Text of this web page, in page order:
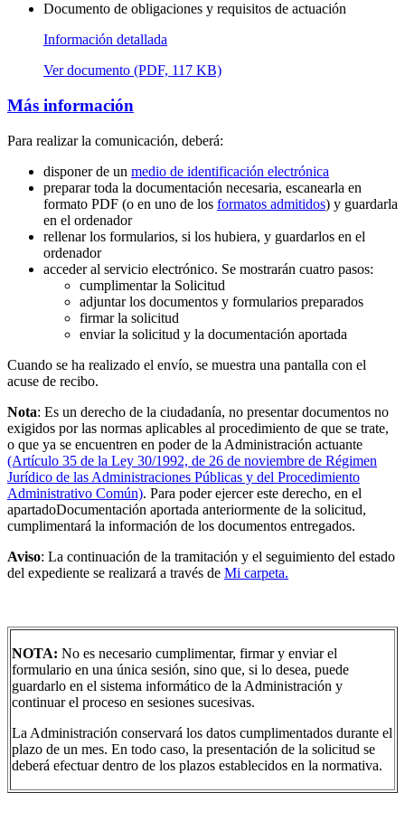
Documento de obligaciones y requisitos de actuación
Información detallada
Ver documento (PDF, 117 KB)
Más información
Para realizar la comunicación, deberá:
disponer de un medio de identificación electrónica
preparar toda la documentación necesaria, escanearla en
formato PDF (o en uno de los formatos admitidos) y guardarla
en el ordenador
rellenar los formularios, si los hubiera, y guardarlos en el
ordenador
acceder al servicio electrónico. Se mostrarán cuatro pasos:
cumplimentar la Solicitud
adjuntar los documentos y formularios preparados
firmar la solicitud
enviar la solicitud y la documentación aportada
Cuando se ha realizado el envío, se muestra una pantalla con el
acuse de recibo.
Nota: Es un derecho de la ciudadanía, no presentar documentos no
exigidos por las normas aplicables al procedimiento de que se trate,
o que ya se encuentren en poder de la Administración actuante
(Artículo 35 de la Ley 30/1992, de 26 de noviembre de Régimen
Jurídico de las Administraciones Públicas y del Procedimiento
Administrativo Común). Para poder ejercer este derecho, en el
apartadoDocumentación aportada anteriormente de la solicitud,
cumplimentará la información de los documentos entregados.
Aviso: La continuación de la tramitación y el seguimiento del estado
del expediente se realizará a través de Mi carpeta.
NOTA: No es necesario cumplimentar, firmar y enviar el
formulario en una única sesión, sino que, si lo desea, puede
guardarlo en el sistema informático de la Administración y
continuar el proceso en sesiones sucesivas.
La Administración conservará los datos cumplimentados durante el
plazo de un mes. En todo caso, la presentación de la solicitud se
deberá efectuar dentro de los plazos establecidos en la normativa.